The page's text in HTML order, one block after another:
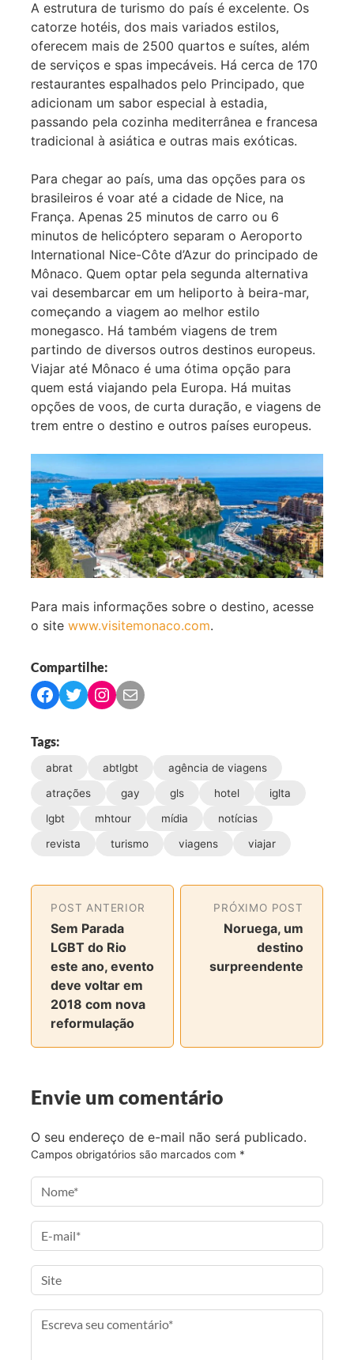
A estrutura de turismo do país é excelente. Os
catorze hotéis, dos mais variados estilos,
oferecem mais de 2500 quartos e suítes, além
de serviços e spas impecáveis. Há cerca de 170
restaurantes espalhados pelo Principado, que
adicionam um sabor especial à estadia,
passando pela cozinha mediterrânea e francesa
tradicional à asiática e outras mais exóticas.
Para chegar ao país, uma das opções para os
brasileiros é voar até a cidade de Nice, na
França. Apenas 25 minutos de carro ou 6
minutos de helicóptero separam o Aeroporto
International Nice-Côte d’Azur do principado de
Mônaco. Quem optar pela segunda alternativa
vai desembarcar em um heliporto à beira-mar,
começando a viagem ao melhor estilo
monegasco. Há também viagens de trem
partindo de diversos outros destinos europeus.
Viajar até Mônaco é uma ótima opção para
quem está viajando pela Europa. Há muitas
opções de voos, de curta duração, e viagens de
trem entre o destino e outros países europeus.
Para mais informações sobre o destino, acesse
o sitewww.visitemonaco.com.
Compartilhe:
C
a
r
l
a
r
n
o
F
a
c
e
k
C
r
a
r
n
o
T
w
i
t
C
a
l
a
r
n
o
I
n
s
t
a
C
l
a
r
a
e
-
Tags:
abrat abtlgbt
agência de viagens
atrações
gay gls hotel
iglta
lgbt
mhtour mídia
notícias
revista
turismo viagens viajar
POST ANTERIOR
Sem Parada
LGBT do Rio
este ano, evento
deve voltar em
2018 com nova
reformulação
PRÓXIMO POST
Noruega, um
destino
surpreendente
Envie um comentário
O seu endereço de e-mail não será publicado.
Campos obrigatórios são marcados com *